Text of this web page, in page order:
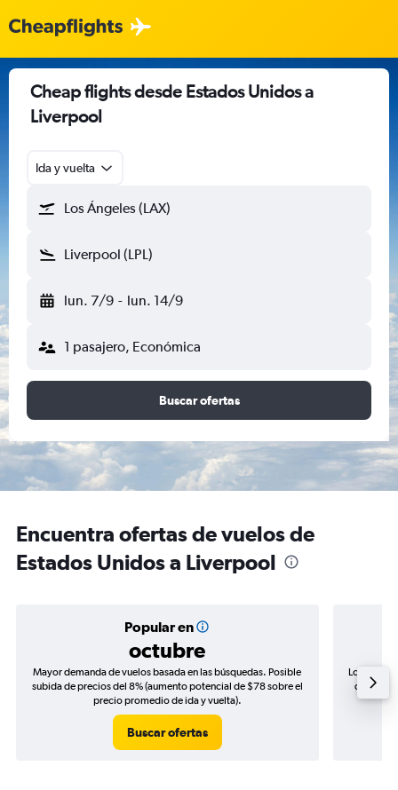
Cheap flights desde Estados Unidos a
Liverpool
Ida y vuelta
Los Ángeles (LAX)
Liverpool (LPL)
lun. 7/9 - lun. 14/9
1 pasajero, Económica
Buscar ofertas
Encuentra ofertas de vuelos de
Estados Unidos a Liverpool
Popular en
octubre
Mayor demanda de vuelos basada en las búsquedas. Posible
subida de precios del 8% (aumento potencial de $78 sobre el
precio promedio de ida y vuelta).
Buscar ofertas
Los
de